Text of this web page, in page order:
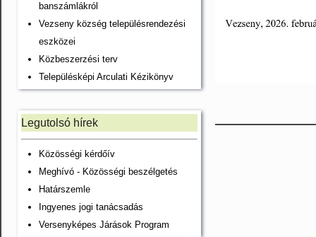
banszámlákról
Vezseny község településrendezési
eszközei
Közbeszerzési terv
Településképi Arculati Kézikönyv
Legutolsó hírek
Közösségi kérdőív
Meghívó - Közösségi beszélgetés
Határszemle
Ingyenes jogi tanácsadás
Versenyképes Járások Program